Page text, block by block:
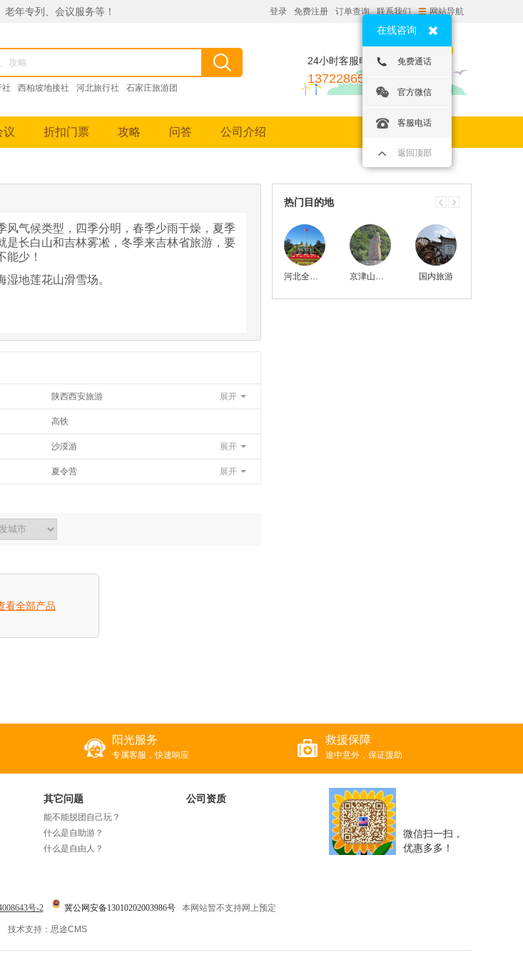
年专列、 会议服务等！ 登录 免费注册 订单查询 联系我们 网站导航
社 西柏坡地接社 河北旅行社
石家庄旅游团
24小时客服电话：
13722865035
议 折扣门票 攻略 问答 公司介绍
气候类型，四季分明，春季少雨干燥，夏季
长白山和吉林雾凇，冬季来吉林省旅游，要
少！
地莲花山滑雪场。
陕西西安旅游
新疆旅游
西藏旅游
展开
高铁
沙漠游
展开
夏令营
展开
看全部产品
热门目的地
河北全线地接 京津山河四省 国内旅游
阳光服务
专属客服，快速响应
救援保障
途中意外，保证援助
其它问题
能不能脱团自己玩？
什么是自助游？
什么是自由人？
公司资质
微信扫一扫，
优惠多多！
号-2​​​​ 冀公网安备13010202003986号 本网站暂不支持网上预定
技术支持： 思途CMS
在线咨询
免费通话
官方微信
客服电话
返回顶部